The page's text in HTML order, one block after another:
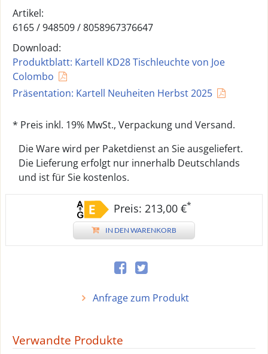
Artikel:
6165 /948509/8058967376647
Download:
Produktblatt: Kartell KD28 Tischleuchte von Joe
Colombo
Präsentation: Kartell Neuheiten Herbst 2025
* Preis inkl. 19% MwSt., Verpackung und Versand.
Die Ware wird per Paketdienst an Sie ausgeliefert.
Die Lieferung erfolgt nur innerhalb Deutschlands
und ist für Sie kostenlos.
Preis: 213,00 €*
IN DEN WARENKORB
Anfrage zum Produkt
Verwandte Produkte